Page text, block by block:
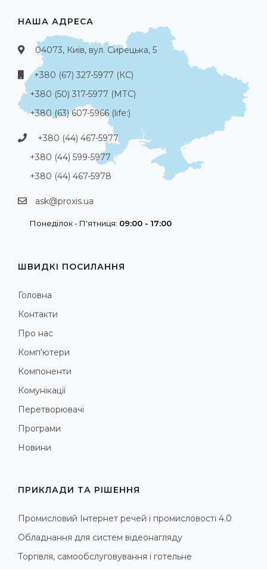
НАША АДРЕСА
04073, Київ, вул. Сирецька, 5
+380 (67) 327-5977 (КС)
+380 (50) 317-5977 (МТС)
+380 (63) 607-5966 (life:)
+380 (44) 467-5977
+380 (44) 599-5977
+380 (44) 467-5978
ask@proxis.ua
Понеділок - П'ятниця: 09:00 - 17:00
ШВИДКІ ПОСИЛАННЯ
Головна
Контакти
Про нас
Комп'ютери
Компоненти
Комунікації
Перетворювачі
Програми
Новини
ПРИКЛАДИ ТА РІШЕННЯ
Промисловий Інтернет речей і промисловості 4.0
Обладнання для систем відеонагляду
Торгівля, самообслуговування і готельне